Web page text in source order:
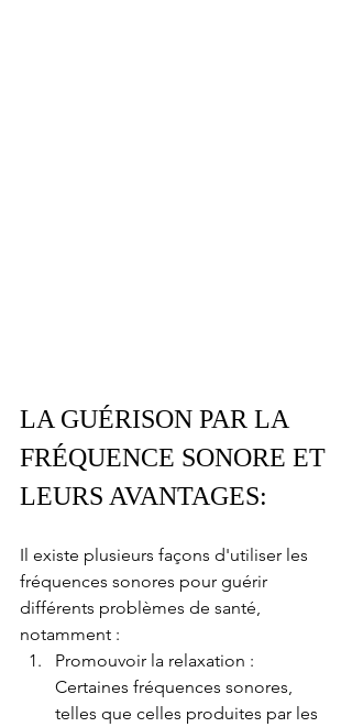
LA GUÉRISON PAR LA
FRÉQUENCE SONORE ET
LEURS AVANTAGES:
Il existe plusieurs façons d'utiliser les
fréquences sonores pour guérir
différents problèmes de santé,
notamment :
Promouvoir la relaxation :
Certaines fréquences sonores,
telles que celles produites par les